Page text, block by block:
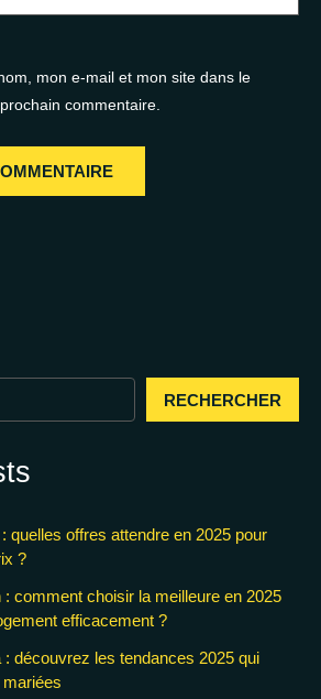
mon e-mail et mon site dans le
commentaire.
RECHERCHER
quelles offres attendre en 2025 pour
?
comment choisir la meilleure en 2025
efficacement ?
découvrez les tendances 2025 qui